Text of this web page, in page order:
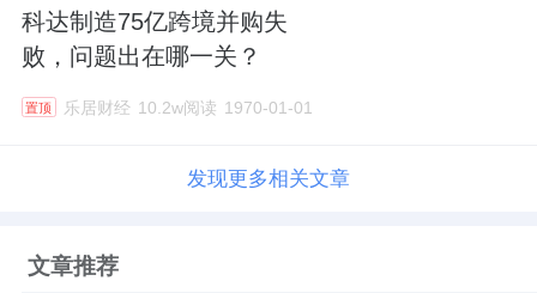
科达制造75亿跨境并购失
败，问题出在哪一关？
置顶 乐居财经 10.2w阅读 1970-01-01
发现更多相关文章
文章推荐